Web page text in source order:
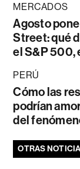
MERCADOS
Agosto pone
Street: qué
el S&P 500,
PERÚ
Cómo las
podrían
del
OTRAS